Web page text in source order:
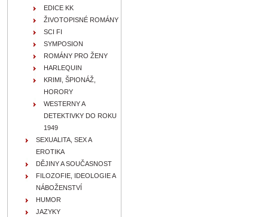
EDICE KK
ŽIVOTOPISNÉ ROMÁNY
SCI FI
SYMPOSION
ROMÁNY PRO ŽENY
HARLEQUIN
KRIMI, ŠPIONÁŽ,
HORORY
WESTERNY A
DETEKTIVKY DO ROKU
1949
SEXUALITA, SEX A
EROTIKA
DĚJINY A SOUČASNOST
FILOZOFIE, IDEOLOGIE A
NÁBOŽENSTVÍ
HUMOR
JAZYKY